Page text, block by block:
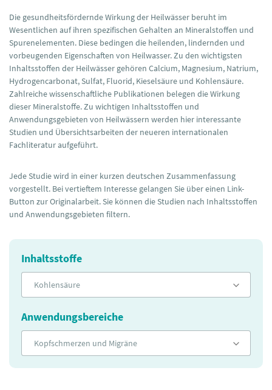
Die gesundheitsfördernde Wirkung der Heilwässer beruht im
Wesentlichen auf ihren spezifischen Gehalten an Mineralstoffen und
Spurenelementen. Diese bedingen die heilenden, lindernden und
vorbeugenden Eigenschaften von Heilwasser. Zu den wichtigsten
Inhaltsstoffen der Heilwässer gehören Calcium, Magnesium, Natrium,
Hydrogencarbonat, Sulfat, Fluorid, Kieselsäure und Kohlensäure.
Zahlreiche wissenschaftliche Publikationen belegen die Wirkung
dieser Mineralstoffe. Zu wichtigen Inhaltsstoffen und
Anwendungsgebieten von Heilwässern werden hier interessante
Studien und Übersichtsarbeiten der neueren internationalen
Fachliteratur aufgeführt.
Jede Studie wird in einer kurzen deutschen Zusammenfassung
vorgestellt. Bei vertieftem Interesse gelangen Sie über einen Link-
Button zur Originalarbeit. Sie können die Studien nach Inhaltsstoffen
und Anwendungsgebieten filtern.
Inhaltsstoffe
Kohlensäure
Anwendungsbereiche
Kopfschmerzen und Migräne